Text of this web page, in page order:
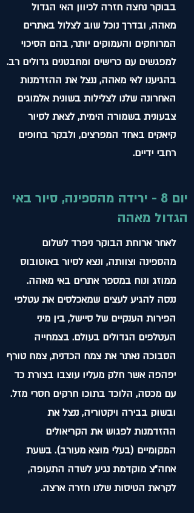
בבוקר נחצה חזרה לכיוון האי הגדול
מאהה, ובדרך נוכל שוב לצלול באתרים
המרוחקים והעמוקים יותר, בהם הסיכוי
למפגשים עם כרישים ומחבטנים גדולים רב.
בהגיענו לאי מאהה, ננצל את ההזדמנות
האחרונה שלנו לצלילות בשונית אלמוגים
צבעונית בשמורה הימית, לצאת לסיור
קיאקים באחד המפרצים, ולבקר בחופים
רחבי ידיים.
יום 8 - ירידה מהספינה, סיור באי
הגדול מאהה
לאחר ארוחת הבוקר ניפרד לשלום
מהספינה וצוותה, ונצא לסיור באוטובוס
ממוזג ונוח במספר אתרים באי מאהה.
ננסה להגיע לעצים שמאכלסים את עטלפי
הפירות הענקיים של סיישל, בין מיני
העטלפים הגדולים בעולם. בצמחייה
הסבוכה נאתר את צמח הכדנית, צמח טורף
יפהפה אשר חלק מעליו עוצבו בצורת כד
עם מכסה, הלוכד בתוכו חרקים חסרי מזל.
ובשוק בבירה ויקטוריה, ננצל את
ההזדמנות לפגוש את הקריאולים
המקומיים (בעלי מוצא מעורב). בשעת
אחה"צ מוקדמת נגיע לשדה התעופה,
לקראת הטיסות שלנו חזרה ארצה.